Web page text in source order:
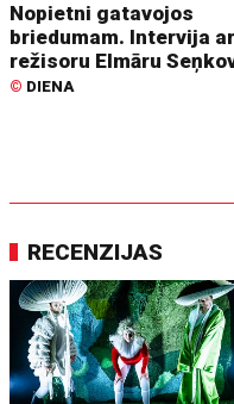
Nopietni gatavojos
briedumam. Intervija ar
režisoru Elmāru
© DIENA
RECENZIJAS